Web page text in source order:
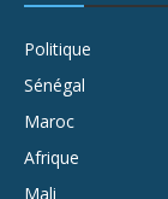
Politique
Sénégal
Maroc
Afrique
Mali